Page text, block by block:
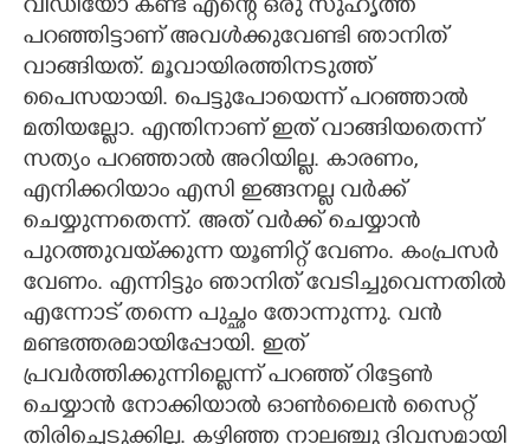
വീഡിയോ കണ്ട എന്റെ ഒരു സുഹൃത്ത്
പറഞ്ഞിട്ടാണ് അവൾക്കുവേണ്ടി ഞാനിത്
വാങ്ങിയത്. മൂവായിരത്തിനടുത്ത്
പൈസയായി. പെട്ടുപോയെന്ന് പറഞ്ഞാൽ
മതിയല്ലോ. എന്തിനാണ് ഇത് വാങ്ങിയതെന്ന്
സത്യം പറഞ്ഞാൽ അറിയില്ല. കാരണം,
എനിക്കറിയാം എസി ഇങ്ങനല്ല വർക്ക്
ചെയ്യുന്നതെന്ന്. അത് വർക്ക് ചെയ്യാൻ
പുറത്തുവയ്‌ക്കുന്ന യൂണിറ്റ് വേണം. കംപ്രസർ
വേണം. എന്നിട്ടും ഞാനിത് വേടിച്ചുവെന്നതിൽ
എന്നോട് തന്നെ പുച്ഛം തോന്നുന്നു. വൻ
മണ്ടത്തരമായിപ്പോയി. ഇത്
പ്രവർത്തിക്കുന്നില്ലെന്ന് പറഞ്ഞ് റിട്ടേൺ
ചെയ്യാൻ നോക്കിയാൽ ഓൺലൈൻ സൈറ്റ്